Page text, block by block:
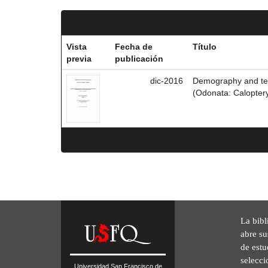
Vista
previa
Fecha de
publicación
Título
dic-2016
Demography and
(Odonata:
Universidad San Francisco de
La
abre
de